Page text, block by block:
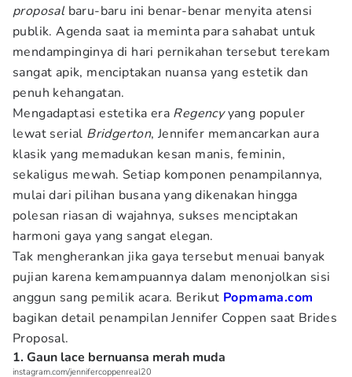
proposalbaru-baru ini benar-benar menyita atensi
publik. Agenda saat ia meminta para sahabat untuk
mendampinginya di hari pernikahan tersebut terekam
sangat apik, menciptakan nuansa yang estetik dan
penuh kehangatan.
Mengadaptasi estetika era Regencyyang populer
lewat serial Bridgerton, Jennifer memancarkan aura
klasik yang memadukan kesan manis, feminin,
sekaligus mewah. Setiap komponen penampilannya,
mulai dari pilihan busana yang dikenakan hingga
polesan riasan di wajahnya, sukses menciptakan
harmoni gaya yang sangat elegan.
Tak mengherankan jika gaya tersebut menuai banyak
pujian karena kemampuannya dalam menonjolkan sisi
anggun sang pemilik acara. Berikut Popmama.com
bagikan detail penampilan Jennifer Coppen saat Brides
Proposal.
1. Gaun lace bernuansa merah muda
instagram.com/jennifercoppenreal20